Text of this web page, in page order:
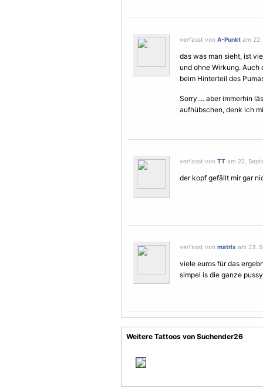
verfasst von A-Punkt am
das was man sieht, ist
und ohne Wirkung. Auch
beim Hinterteil des
Sorry.... aber immerhin
aufhübschen, denk ich
verfasst von TT am 22.
der kopf gefällt mir gar
verfasst von matrix am 23.
viele euros für das
simpel is die ganze
Weitere Tattoos von Suchender26